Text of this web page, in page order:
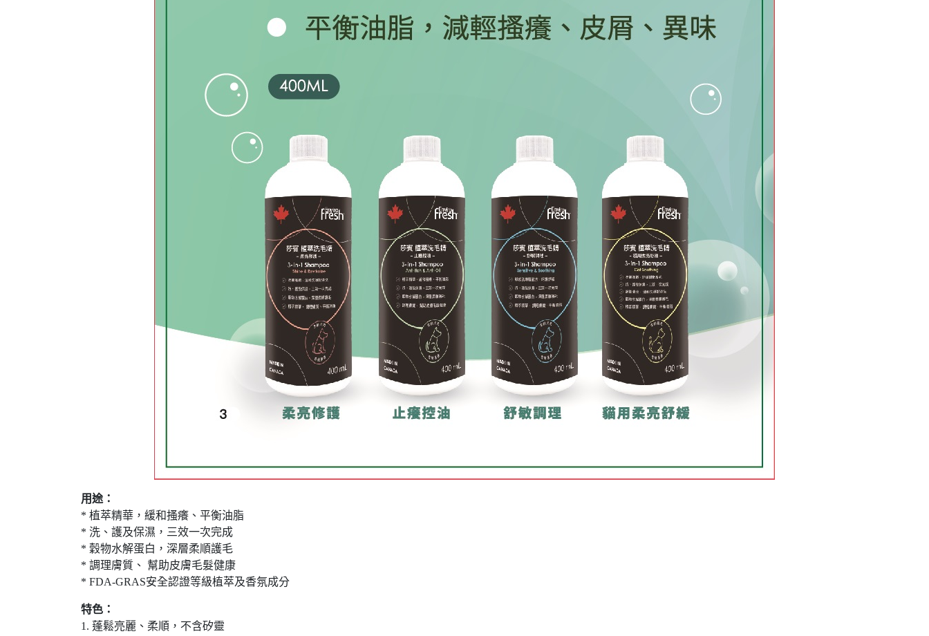
用途：
* 植萃精華，緩和搔癢、平衡油脂
* 洗、護及保濕，三效一次完成
* 穀物水解蛋白，深層柔順護毛
* 調理膚質、 幫助皮膚毛髮健康
* FDA-GRAS安全認證等級植萃及香氛成分
特色：
1. 蓬鬆亮麗、柔順，不含矽靈